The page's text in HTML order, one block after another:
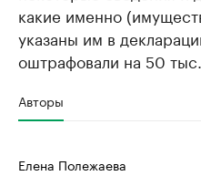
какие именно
указаны им в
оштрафовали на 50
Авторы
Елена Полежаева